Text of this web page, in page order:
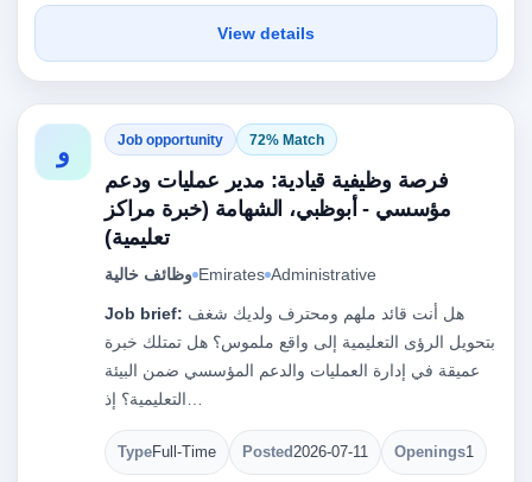
View details
و Job opportunity 72% Match
فرصة وظيفية قيادية: مدير عمليات ودعم
مؤسسي - أبوظبي، الشهامة (خبرة مراكز
تعليمية)
وظائف خالية Emirates Administrative
Job brief:
بتحويل الرؤى التعليمية إلى واقع ملموس؟ هل تمتلك خبرة
عميقة في إدارة العمليات والدعم المؤسسي ضمن البيئة
TypeFull-Time Posted2026-07-11 Openings1